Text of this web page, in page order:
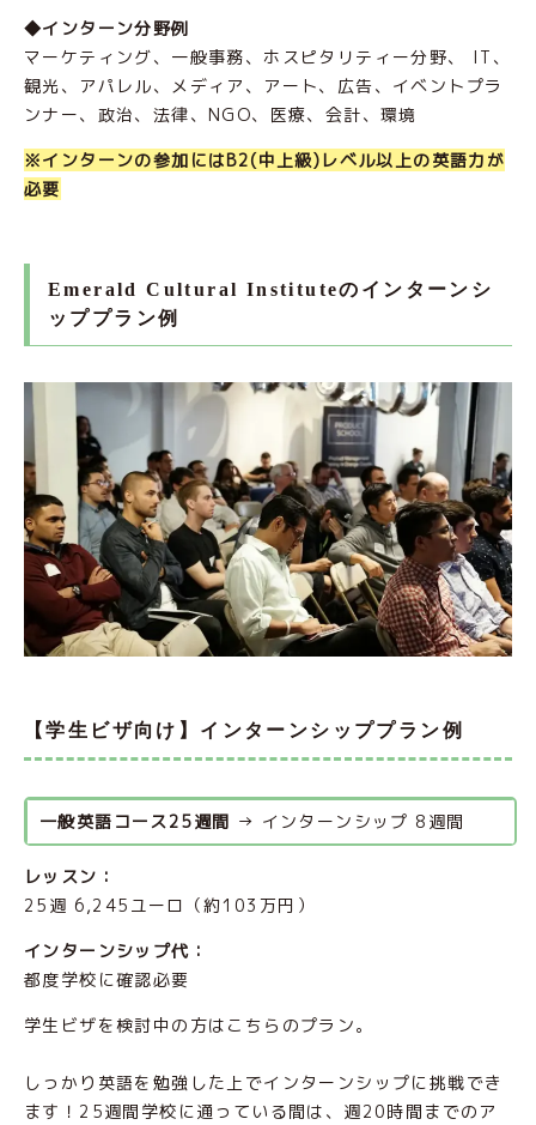
◆インターン分野例
マーケティング、一般事務、ホスピタリティー分野、 IT、
観光、アパレル、メディア、アート、広告、イベントプラ
ンナー、政治、法律、NGO、医療、会計、環境
※インターンの参加にはB2(中上級)レベル以上の英語力が
必要
Emerald Cultural Instituteのインターンシ
ッププラン例
【学生ビザ向け】インターンシッププラン例
一般英語コース25週間 → インターンシップ 8週間
レッスン：
25週 6,245ユーロ（約103万円）
インターンシップ代：
都度学校に確認必要
学生ビザを検討中の方はこちらのプラン。
しっかり英語を勉強した上でインターンシップに挑戦でき
ます！25週間学校に通っている間は、週20時間までのア